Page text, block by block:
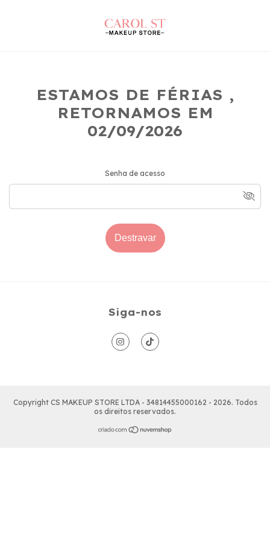
ESTAMOS DE FÉRIAS ,
RETORNAMOS EM
02/09/2026
Senha de acesso
Destravar
Siga-nos
Copyright CS MAKEUP STORE LTDA - 34814455000162 - 2026. Todos
os direitos reservados.